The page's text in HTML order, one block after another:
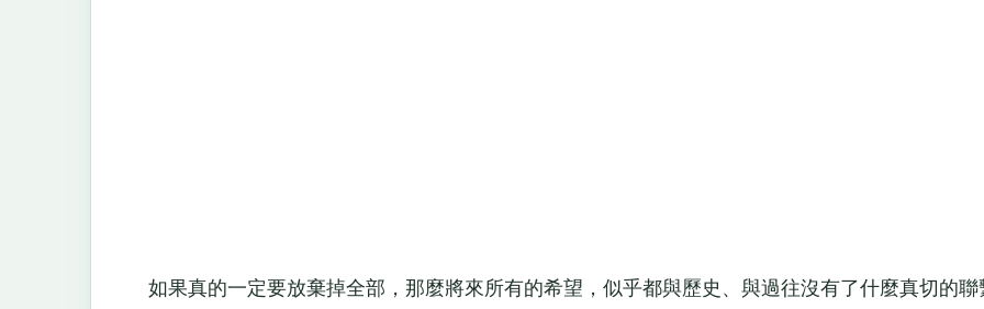
如果真的一定要放棄掉全部，那麼將來所有的希望，似乎都與歷史、與過往沒有了什麼真切的聯